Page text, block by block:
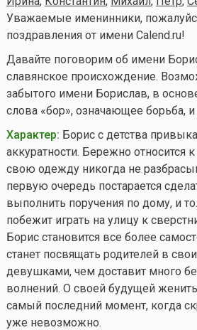
Уважаемые именинники,
поздравления от имени Calend.ru!
Давайте поговорим об имени
славянское происхождение.
забытого имени Борислав, в
слова «бор», означающее борьба,
Характер: Борис с детства
аккуратности. Бережно относится
свою одежду никогда не
первую очередь постарается
выполнить поручения по дому, и
побежит играть на улицу к
Борис становится все более
станет посвящать родителей в
девушками, чем доставит много
волнений. О своей будущей
самый последний момент, когда
уже невозможно.